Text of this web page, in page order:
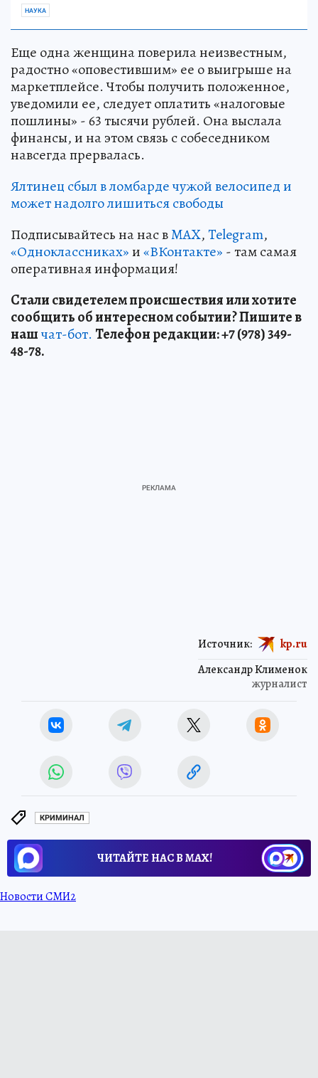
НАУКА
Еще одна женщина поверила неизвестным,
радостно «оповестившим» ее о выигрыше на
маркетплейсе. Чтобы получить положенное,
уведомили ее, следует оплатить «налоговые
пошлины» - 63 тысячи рублей. Она выслала
финансы, и на этом связь с собеседником
навсегда прервалась.
Ялтинец сбыл в ломбарде чужой велосипед и
может надолго лишиться свободы
Подписывайтесь на нас вMAX,Telegram,
«Одноклассниках»и«ВКонтакте» - там самая
оперативная информация!
Стали свидетелем происшествия или хотите
сообщить об интересном событии? Пишите в
нашчат-бот. Телефон редакции: +7 (978) 349-
48-78.
Александр Клименок
журналист
Источник: kp.ru
КРИМИНАЛ
ЧИТАЙТЕ НАС В МАХ!
Новости СМИ2